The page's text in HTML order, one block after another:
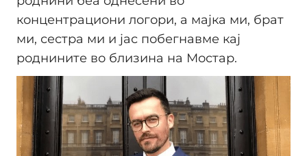
концентрациони логори, а мајка ми, брат
ми, сестра ми и јас побегнавме кај
роднините во близина на Мостар.